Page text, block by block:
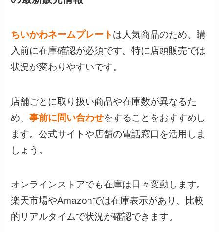
ちいかわネームプレートは人気商品のため、購
入前に在庫確認が必須です。特に店頭販売では
状況が変わりやすいです。
店舗ごとに取り扱い商品や在庫数が異なるた
め、事前に問い合わせをすることをおすすめし
ます。公式サイトや店舗の電話窓口を活用しま
しょう。
オンラインストアでも在庫は日々変動します。
楽天市場やAmazonでは在庫表示があり、比較
的リアルタイムで状況が確認できます。